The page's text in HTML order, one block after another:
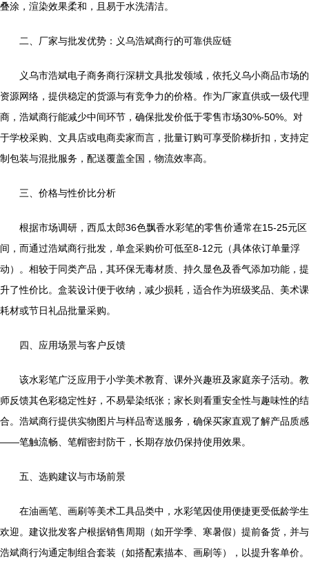
叠涂，渲染效果柔和，且易于水洗清洁。
二、厂家与批发优势：义乌浩斌商行的可靠供应链
义乌市浩斌电子商务商行深耕文具批发领域，依托义乌小商品市场的
资源网络，提供稳定的货源与有竞争力的价格。作为厂家直供或一级代理
商，浩斌商行能减少中间环节，确保批发价低于零售市场30%-50%。对
于学校采购、文具店或电商卖家而言，批量订购可享受阶梯折扣，支持定
制包装与混批服务，配送覆盖全国，物流效率高。
三、价格与性价比分析
根据市场调研，西瓜太郎36色飘香水彩笔的零售价通常在15-25元区
间，而通过浩斌商行批发，单盒采购价可低至8-12元（具体依订单量浮
动）。相较于同类产品，其环保无毒材质、持久显色及香气添加功能，提
升了性价比。盒装设计便于收纳，减少损耗，适合作为班级奖品、美术课
耗材或节日礼品批量采购。
四、应用场景与客户反馈
该水彩笔广泛应用于小学美术教育、课外兴趣班及家庭亲子活动。教
师反馈其色彩稳定性好，不易晕染纸张；家长则看重安全性与趣味性的结
合。浩斌商行提供实物图片与样品寄送服务，确保买家直观了解产品质感
——笔触流畅、笔帽密封防干，长期存放仍保持使用效果。
五、选购建议与市场前景
在油画笔、画刷等美术工具品类中，水彩笔因使用便捷更受低龄学生
欢迎。建议批发客户根据销售周期（如开学季、寒暑假）提前备货，并与
浩斌商行沟通定制组合套装（如搭配素描本、画刷等），以提升客单价。